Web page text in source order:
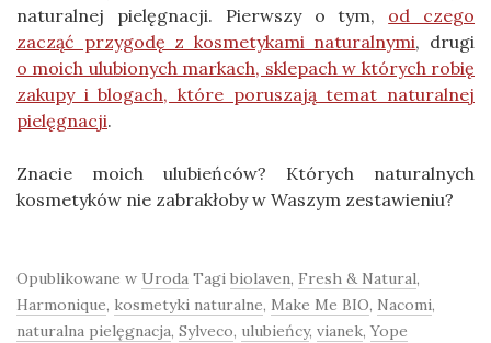
naturalnej pielęgnacji. Pierwszy o tym, od czego
zacząć przygodę z kosmetykami naturalnymi, drugi
o moich ulubionych markach, sklepach w których robię
zakupy i blogach, które poruszają temat naturalnej
pielęgnacji.
Znacie moich ulubieńców? Których naturalnych
kosmetyków nie zabrakłoby w Waszym zestawieniu?
Opublikowane w Uroda Tagi biolaven, Fresh & Natural,
Harmonique, kosmetyki naturalne, Make Me BIO, Nacomi,
naturalna pielęgnacja, Sylveco, ulubieńcy, vianek,Yope